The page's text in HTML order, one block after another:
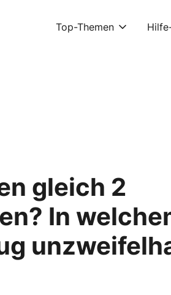
Top-Themen
gleich 2
In